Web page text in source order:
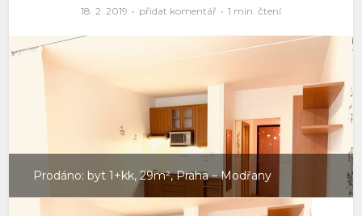
18. 2. 2019 přidat komentář 1 min. čtení
Prodáno: byt 1+kk, 29m², Praha – Modřany